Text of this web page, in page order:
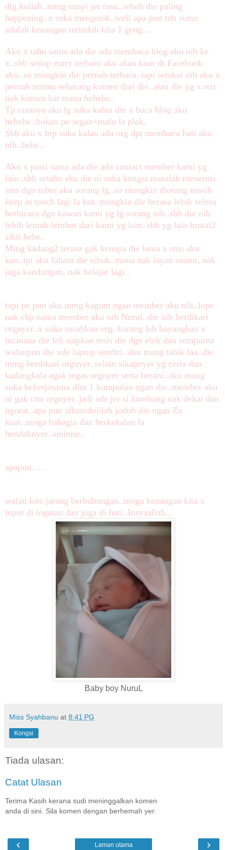
dtg kuliah..mmg sunyi jer rasa..sebab die paling
happening..n suka mengusik..well apa pun tuh sume
adalah kenangan terindah kita 1 geng…
Aku x tahu sama ada die ada membaca blog aku nih ke
x..sbb setiap entry terbaru aku akan kuar di Facebook
aku..so mungkin die pernah terbaca..tapi setakat nih aku x
pernah terima sebarang komen dari die..atau die yg x reti
nak komen kat mana hehehe..
Tp rasanya aku lg suka kalau die x baca blog aku
hehehe..bukan pe segan+malu la plak.
Sbb aku x brp suka kalau ada org dpt membaca hati aku
nih..hehe..
Aku x pasti sama ada die ada contact member kami yg
lain..sbb setahu aku die ni suka kongsi masalah menerusi
sms dgn mber aku sorang lg..so mungkin diorang masih
keep in touch lagi la kot..mungkin die berasa lebih selesa
berbicara dgn kawan kami yg lg sorang nih..sbb die nih
lebih lemah-lembut dari kami yg lain..sbb yg lain brutal2
sikit hehe..
Mmg kadang2 terasa gak kenapa die lama x sms aku
kan..tpi aku faham die sibuk..mana nak layan suami, nak
jaga kandungan, nak belajar lagi..
tapi pe pun aku mmg kagum ngan member aku nih..lupe
nak ckp nama member aku nih Nurul..die nih berdikari
orgnyer..x suka susahkan org..korang leh bayangkan x
mcmana die leh siapkan tesis die dgn elok dan sempurna
walaupun die xde laptop sendiri..aku mang tabik laa..die
mmg berdikari orgnyer..selain sikapnyer yg ceria dan
kadangkala agak tegas orgnyer serta berani..aku mang
suka bekerjasama dlm 1 kumpulan ngan die..member aku
ni gak cun orgnyer..jadi ade jer si kumbang nak dekat dan
ngorat..apa pun alhamdulilah jodoh die ngan Zu
kuat..moga bahagia dan berkekalan la
hendaknyer..aminnn..
apapun…..
walau kite jarang berhubungan..moga kenangan kita x
luput di ingatan dan juga di hati..Insyaallah..
Baby boy NuruL
Miss Syahbanu at 8:41 PG
Kongsi
Tiada ulasan:
Catat Ulasan
Terima Kasih kerana sudi meninggalkan komen
anda di sini. Sila komen dengan berhemah yer.
‹ ›
Laman utama